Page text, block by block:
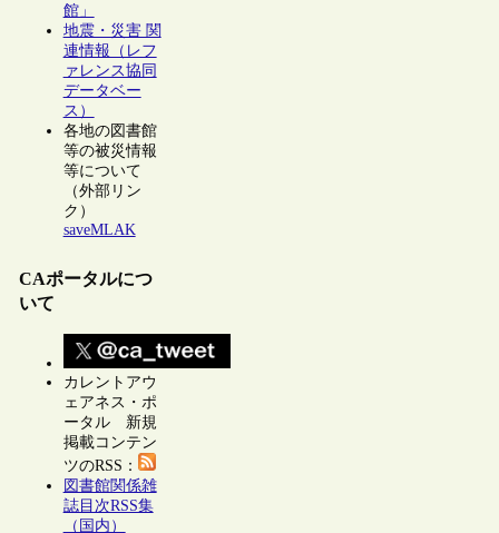
館」
地震・災害 関
連情報（レフ
ァレンス協同
データベー
ス）
各地の図書館
等の被災情報
等について
（外部リン
ク）
saveMLAK
CAポータルにつ
いて
カレントアウ
ェアネス・ポ
ータル 新規
掲載コンテン
ツのRSS：
図書館関係雑
誌目次RSS集
（国内）